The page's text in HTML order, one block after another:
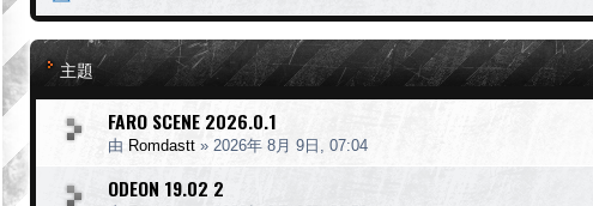
主題
FARO SCENE 2026.0.1
由 Romdastt » 2026年 8月 9日, 07:04
ODEON 19.02 2